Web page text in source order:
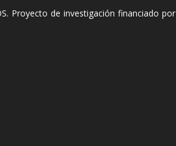
Proyecto de investigación financiado por